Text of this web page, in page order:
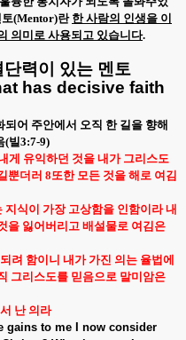
(Mentor)란 한 사람의 인생을 이
의미로 사용되고 있습니다.
력이 있는 멘토
has decisive faith
되어 주안에서 오직 한 길을 향해
(빌3:7-9)
게 유익하던 것을 내가 그리스도
뿐더러 8또한 모든 것을 해로 여김
지식이 가장 고상함을 인함이라 내
을 잃어버리고 배설물로 여김은
려 함이니 내가 가진 의는 율법에
그리스도를 믿음으로 말미암은
난 의라
gains to me I now consider